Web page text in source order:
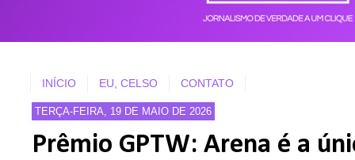
INÍCIO EU, CELSO CONTATO
TERÇA-FEIRA, 19 DE MAIO DE 2026
Prêmio GPTW: Arena é a